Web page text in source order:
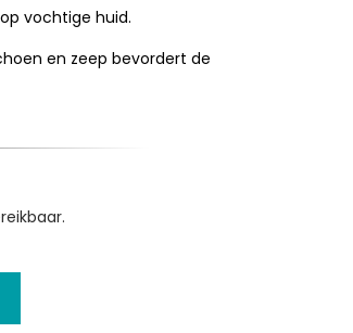
vochtige huid.
en zeep bevordert de